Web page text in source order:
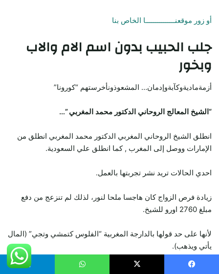
أو زور موقعنـــــــــــــــا الخاص بنا
جلب الحبيب بدون اسم الام والاب
وبخور
أزمةماديةوكآبةوإدمان… المشعوذونأخرستهم “كورونا”
“الشيخ المعالج الروحاني الدكتور محمد المغربي ”…
انطلق الشيخ الروحاني المغربي الدكتور محمد المغربي انطلق من
الإمارات ووصل إلى المغرب , كما انطلق علي السعودية.
احدي الحالات تريد نشر تجربتها بالعمل.
زيادة فرص الزواج كان هاجسا ملحا لنور، لذلك لم تنزعج من دفع
مبلغ 2760 اورو للشيخ.
لأنها على حد قولها بالدارجة المغربية “الفلوس كتمشي وتجي” (المال
يأتي ويذهب).
كما نتشرف أن نعلن لسيادتكم أننا على إستعداد تام للمساعده